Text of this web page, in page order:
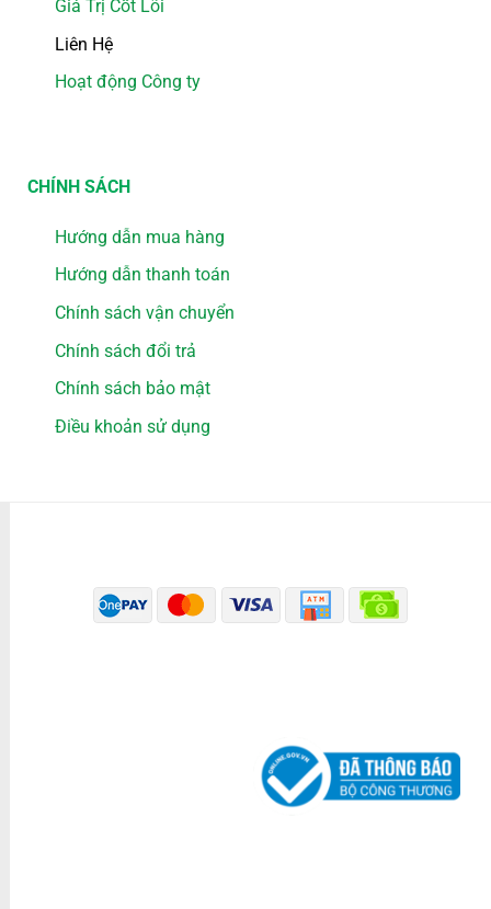
Giá Trị Cốt Lõi
Liên Hệ
Hoạt động Công ty
CHÍNH SÁCH
Hướng dẫn mua hàng
Hướng dẫn thanh toán
Chính sách vận chuyển
Chính sách đổi trả
Chính sách bảo mật
Điều khoản sử dụng